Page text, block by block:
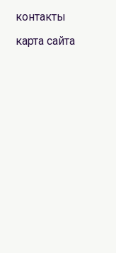
контакты
карта сайта